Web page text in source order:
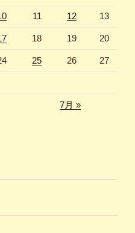
11 12 13
18 19 20
25 26 27
7月 »